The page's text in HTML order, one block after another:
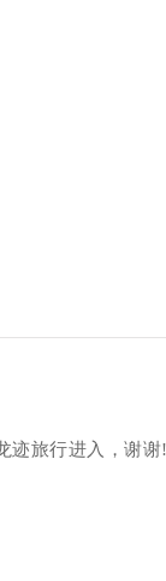
迹旅行进入，谢谢